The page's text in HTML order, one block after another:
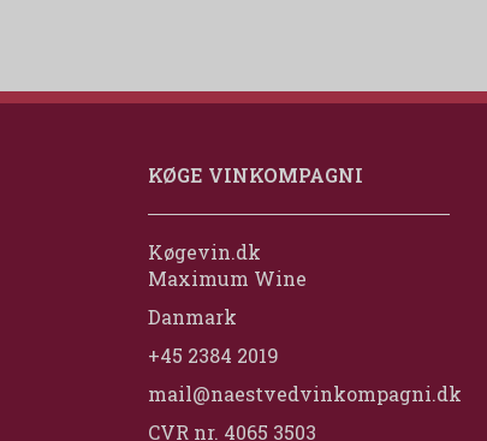
KØGE VINKOMPAGNI
Køgevin.dk
Maximum Wine
Danmark
+45 2384 2019
mail@naestvedvinkompagni.dk
CVR nr. 4065 3503